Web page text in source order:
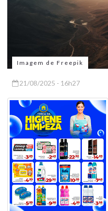
Imagem de Freepik
21/08/2025 - 16h27